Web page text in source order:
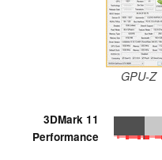
GPU-Z
3DMark 11
Performance